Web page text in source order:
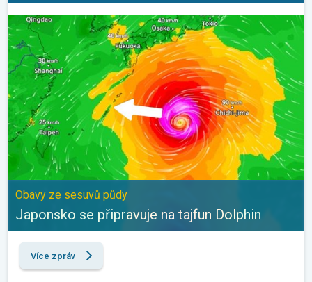
Japonsko se připravuje na tajfun Dolphin. Obavy ze sesuvů
Obavy ze sesuvů půdy
Japonsko se připravuje na tajfun Dolphin
Více zpráv